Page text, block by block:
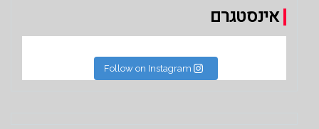
אינסטגרם
Follow on Instagram